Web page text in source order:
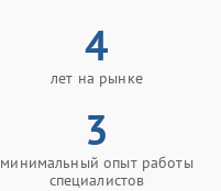
4
лет на рынке
3
минимальный опыт работы
специалистов